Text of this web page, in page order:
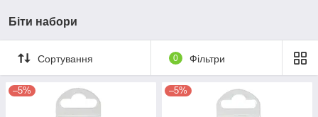
Біти набори
Сортування 0 Фільтри
–5% –5%